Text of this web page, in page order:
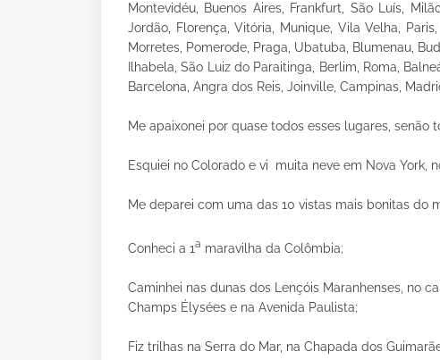
Montevidéu, Buenos Aires, Frankfurt, São Luís,
Jordão, Florença, Vitória, Munique, Vila Velha,
Morretes, Pomerode, Praga, Ubatuba, Blumenau,
Ilhabela, São Luiz do Paraitinga, Berlim, Roma,
Barcelona, Angra dos Reis, Joinville, Campinas,
Me apaixonei por quase todos esses lugares,
Esquiei no Colorado e vi muita neve em Nova York,
Me deparei com uma das 10 vistas mais bonitas do
Conheci a 1a maravilha da Colômbia;
Caminhei nas dunas dos Lençóis Maranhenses, no
Champs Élysées e na Avenida Paulista;
Fiz trilhas na Serra do Mar, na Chapada dos